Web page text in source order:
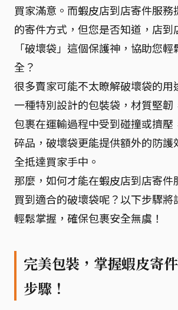
買家滿意。而蝦皮店到店寄件服務
的寄件方式，但您是否知道，店到
「破壞袋」這個保護神，協助您
全？
很多賣家可能不太瞭解破壞袋的用
一種特別設計的包裝袋，材質堅韌
包裹在運輸過程中受到碰撞或擠壓
碎品，破壞袋更能提供額外的防護
全抵達買家手中。
那麼，如何才能在蝦皮店到店寄件
買到適合的破壞袋呢？以下步驟將
輕鬆掌握，確保包裹安全無虞！
完美包裝，掌握蝦皮寄
步驟！